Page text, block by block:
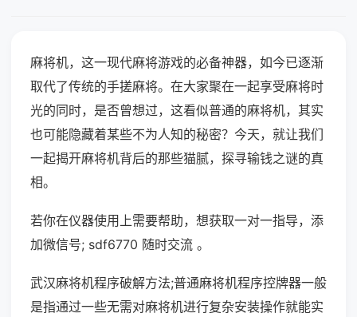
麻将机，这一现代麻将游戏的必备神器，如今已逐渐
取代了传统的手搓麻将。在大家聚在一起享受麻将时
光的同时，是否曾想过，这看似普通的麻将机，其实
也可能隐藏着某些不为人知的秘密？今天，就让我们
一起揭开麻将机背后的那些猫腻，探寻输钱之谜的真
相。
若你在仪器使用上需要帮助，想获取一对一指导，添
加微信号; sdf6770 随时交流 。
武汉麻将机程序破解方法;普通麻将机程序控牌器一般
是指通过一些无需对麻将机进行复杂安装操作就能实